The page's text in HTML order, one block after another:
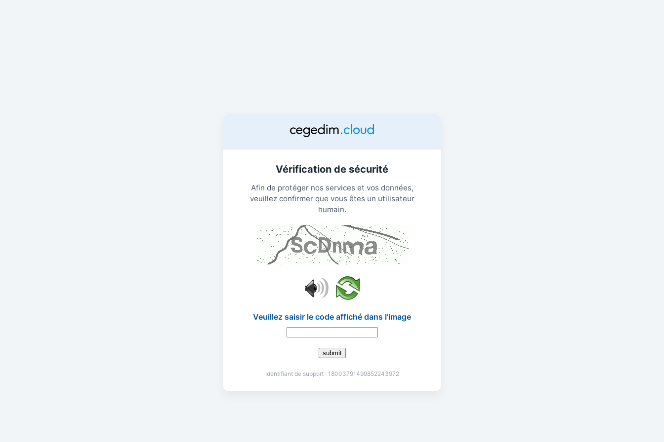
Vérification de sécurité
Afin de protéger nos services et vos données,
veuillez confirmer que vous êtes un utilisateur
humain.
Veuillez saisir le code affiché dans l’image
submit
Identifiant de support : 18003791499852243972